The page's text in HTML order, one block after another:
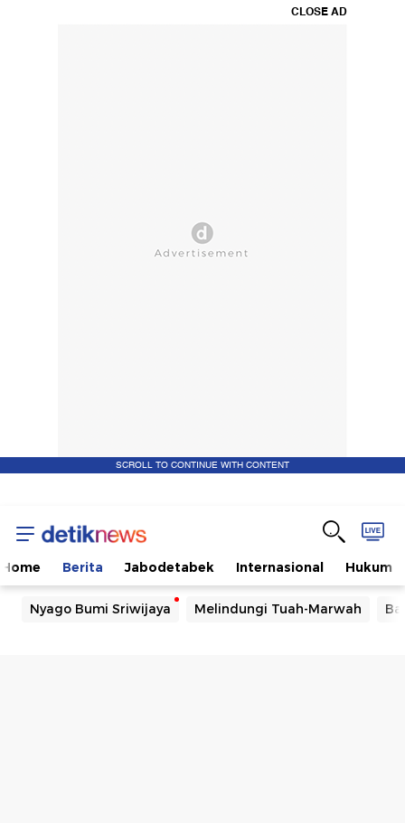
CLOSE AD
SCROLL TO CONTINUE WITH CONTENT
Home Berita Jabodetabek Internasional Hukum
Nyago Bumi Sriwijaya Melindungi Tuah-Marwah